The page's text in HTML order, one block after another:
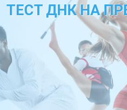
ТЕСТ ДНК НА